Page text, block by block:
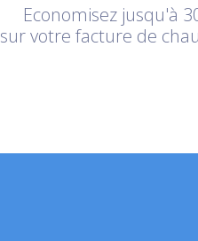
Economisez jusqu'à
sur votre facture de